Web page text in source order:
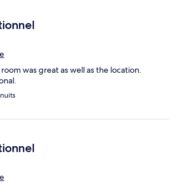
was great as well as the location.